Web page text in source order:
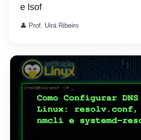
e lsof
👤 Prof. Uirá Ribeiro